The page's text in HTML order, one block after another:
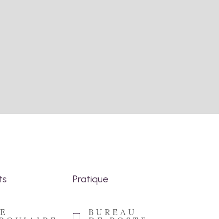
Pratique
BUREAU